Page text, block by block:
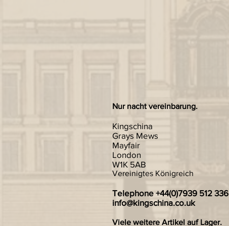
Nur nacht vereinbarung.
Kingschina
Grays Mews
Mayfair
London
W1K 5AB
Vereinigtes Königreich
Telephone +44(0)7939 512 336
info@kingschina.co.uk
Viele weitere Artikel auf Lager.